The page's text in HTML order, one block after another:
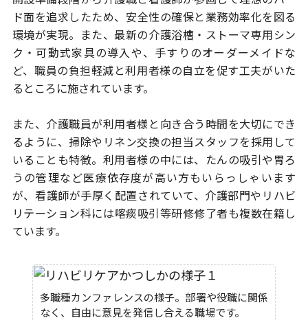
ド面を追求したため、 安全性の確保と業務効率化を図る
環境が実現。また、最新の介護浴槽・ ストーマ専用シン
ク・可動式家具の導入や、手すりのオーダーメイドな
ど、職員の負担軽減と利用者様の自立を促す工夫がいた
るところに施されています。
また、介護職員が利用者様と向き合う時間を大切にでき
るように、掃除や リネン交換の担当スタッフを採用して
いることも特徴。利用者様の中には、 たんの吸引や胃ろ
うの管理など医療依存度が高い方もいらっしゃいます
が、看護師が手厚く配置されていて、介護部門やリハビ
リテーション科には喀痰吸引等研修修了者も複数在籍し
ています。
多職種カンファレンスの様子。部署や役職に関係
なく、自由に意見を発信し合える職場です。